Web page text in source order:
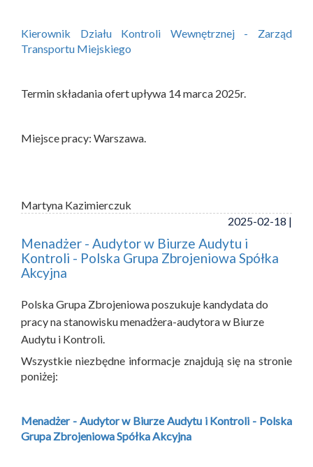
Kierownik Działu Kontroli Wewnętrznej - Zarząd
Transportu Miejskiego
Termin składania ofert upływa 14 marca 2025r.
Miejsce pracy: Warszawa.
Martyna Kazimierczuk
2025-02-18 |
Menadżer - Audytor w Biurze Audytu i
Kontroli - Polska Grupa Zbrojeniowa Spółka
Akcyjna
Polska Grupa Zbrojeniowa poszukuje kandydata do
pracy na stanowisku menadżera-audytora w Biurze
Audytu i Kontroli.
Wszystkie niezbędne informacje znajdują się na stronie
poniżej:
Menadżer - Audytor w Biurze Audytu i Kontroli - Polska
Grupa Zbrojeniowa Spółka Akcyjna